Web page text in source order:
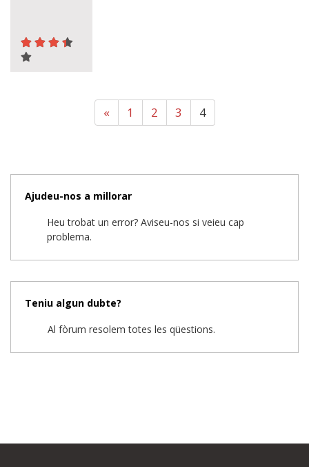
« 1 2 3 4
Ajudeu-nos a millorar
Heu trobat un error? Aviseu-nos si veieu cap
problema.
Teniu algun dubte?
Al fòrum resolem totes les qüestions.